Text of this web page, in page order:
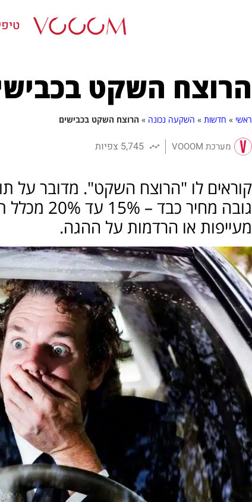
הרוצח השקט
ראשי » חדשות » השקעה נכונה » הרוצח השקט בכבישים
מערכת VOOOM 5,745 צפיות
קוראים לו "הרוצח השקט". מדובר על
גובה מחיר
מעייפות או הרדמות על ההגה.